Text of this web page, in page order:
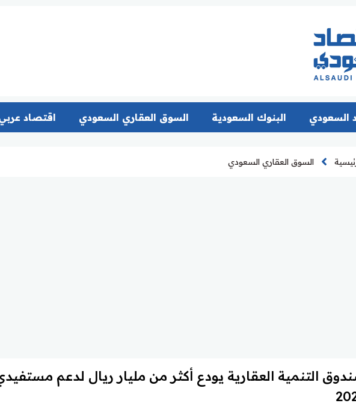
السعودي البنوك السعودية السوق العقاري السعودي اقتصاد
السوق العقاري السعودي
التنمية العقارية يودع أكثر من مليار ريال لدعم